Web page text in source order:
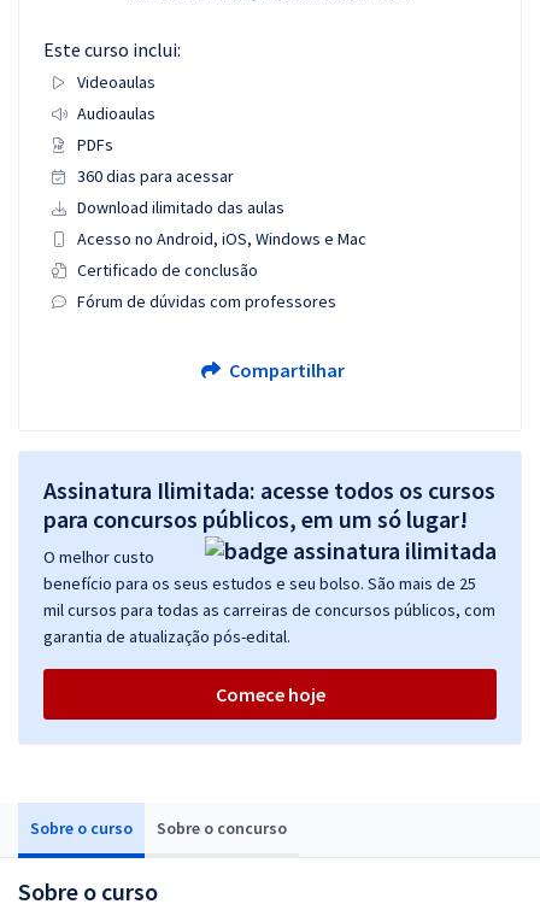
Sobre o curso Sobre o concurso
Sobre o curso
Este curso inclui:
Videoaulas
Audioaulas
PDFs
360 dias para acessar
Download ilimitado das aulas
Acesso no Android, iOS, Windows e Mac
Certificado de conclusão
Fórum de dúvidas com professores
Compartilhar
Assinatura Ilimitada: acesse todos os cursos
para concursos públicos, em um só lugar!
O melhor custo
benefício para os seus estudos e seu bolso. São mais de 25
mil cursos para todas as carreiras de concursos públicos, com
garantia de atualização pós-edital.
Comece hoje